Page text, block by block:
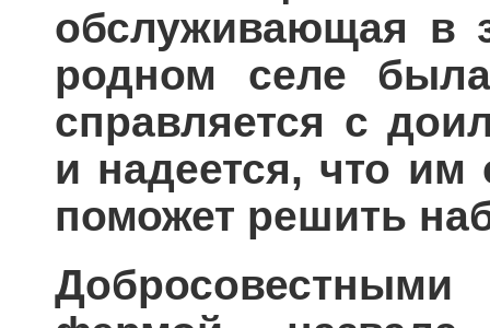
обслуживающая в
родном селе
справляется с
и надеется, что
поможет решить